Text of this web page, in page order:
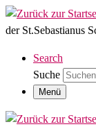
der St.Sebastianus
Search
Suche
Menü